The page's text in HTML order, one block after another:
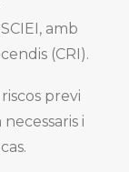
amb
(CRI).
previ
i